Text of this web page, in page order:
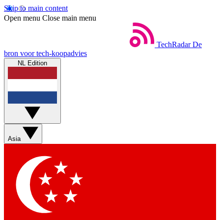
Skip to main content
Open menu Close main menu
TechRadar De
bron voor tech-koopadvies
NL Edition
Asia